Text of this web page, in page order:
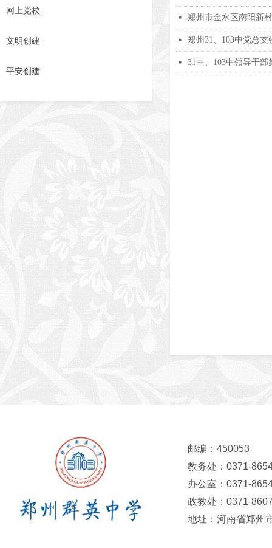
넷 郑州市金水区南阳新
넷 郑州31、103中党总
넷 31中、103中领导干
网上党校
文明创建
平安创建
邮编：450053
教务处：0371-
办公室：0371-
政教处：0371-
地址：河南省郑州